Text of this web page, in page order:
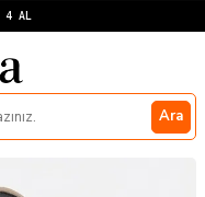
AL 3
Ara